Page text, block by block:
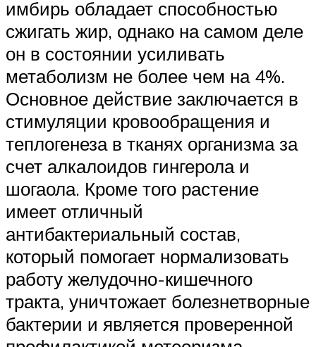
имбирь обладает способностью
сжигать жир, однако на самом деле
он в состоянии усиливать
метаболизм не более чем на 4%.
Основное действие заключается в
стимуляции кровообращения и
теплогенеза в тканях организма за
счет алкалоидов гингерола и
шогаола. Кроме того растение
имеет отличный
антибактериальный состав,
который помогает нормализовать
работу желудочно-кишечного
тракта, уничтожает болезнетворные
бактерии и является проверенной